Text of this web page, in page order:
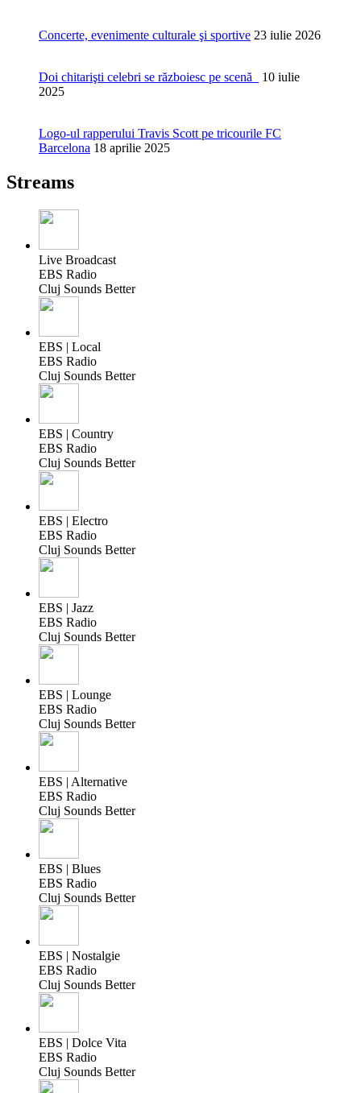
Concerte, evenimente culturale şi sportive 23 iulie 2026
Doi chitarişti celebri se războiesc pe scenă
10 iulie
2025
Logo-ul rapperului Travis Scott pe tricourile FC
Barcelona 18 aprilie 2025
Streams
Live Broadcast
EBS Radio
Cluj Sounds Better
EBS | Local
EBS Radio
Cluj Sounds Better
EBS | Country
EBS Radio
Cluj Sounds Better
EBS | Electro
EBS Radio
Cluj Sounds Better
EBS | Jazz
EBS Radio
Cluj Sounds Better
EBS | Lounge
EBS Radio
Cluj Sounds Better
EBS | Alternative
EBS Radio
Cluj Sounds Better
EBS | Blues
EBS Radio
Cluj Sounds Better
EBS | Nostalgie
EBS Radio
Cluj Sounds Better
EBS | Dolce Vita
EBS Radio
Cluj Sounds Better